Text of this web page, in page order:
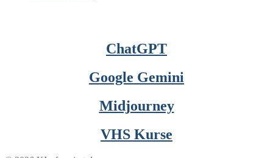
ChatGPT
Google Gemini
Midjourney
VHS Kurse